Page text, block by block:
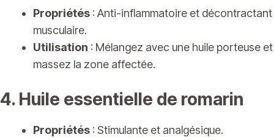
Propriétés : Anti-inflammatoire et décontractant
musculaire.
Utilisation : Mélangez avec une huile porteuse et
massez la zone affectée.
4. Huile essentielle de romarin
Propriétés : Stimulante et analgésique.